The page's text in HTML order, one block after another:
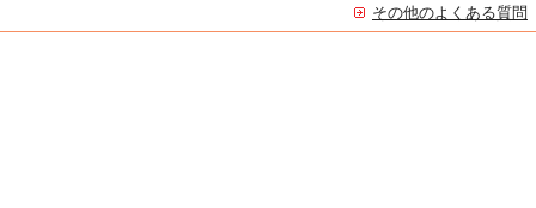
その他のよくある質問